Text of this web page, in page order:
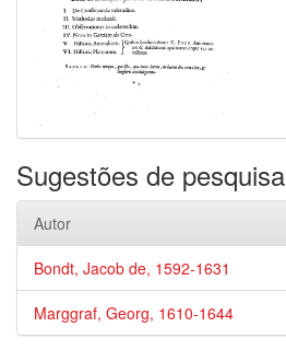
Sugestões de pesquisa
Autor
Bondt, Jacob de, 1592-1631
Marggraf, Georg, 1610-1644